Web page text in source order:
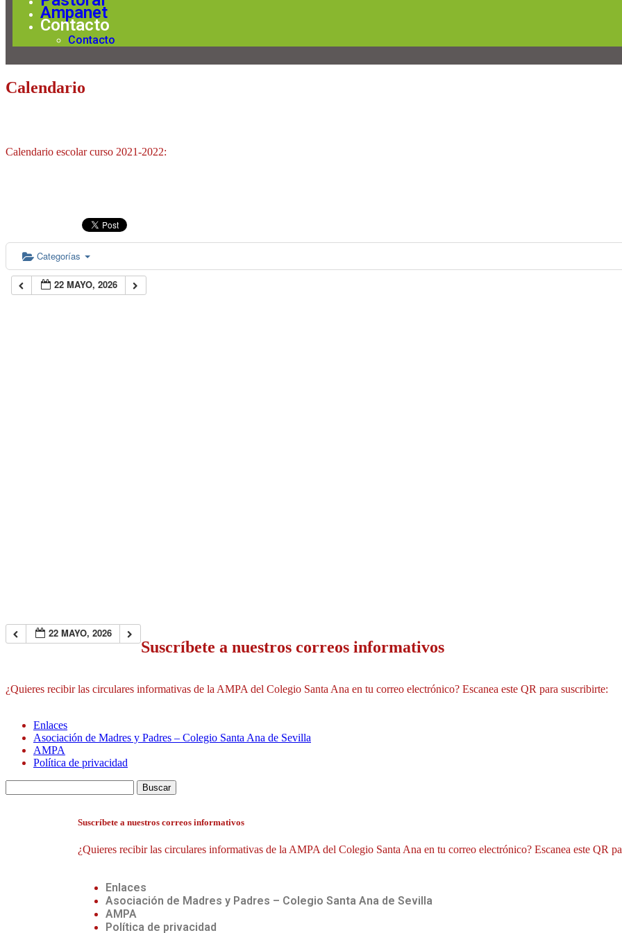
Ampanet
Contacto
Contacto
Calendario
Calendario escolar curso 2021-2022:
Categorías
22 MAYO, 2026
22 MAYO, 2026
Suscríbete a nuestros correos informativos
¿Quieres recibir las circulares informativas de la AMPA del Colegio Santa Ana en tu correo electrónico? Escanea este QR para suscribirte:
Enlaces
Asociación de Madres y Padres – Colegio Santa Ana de Sevilla
AMPA
Política de privacidad
Suscríbete a nuestros correos informativos
¿Quieres recibir las circulares informativas de la AMPA del Colegio Santa Ana en tu correo electrónico? Escanea este QR
Enlaces
Asociación de Madres y Padres – Colegio Santa Ana de Sevilla
AMPA
Política de privacidad